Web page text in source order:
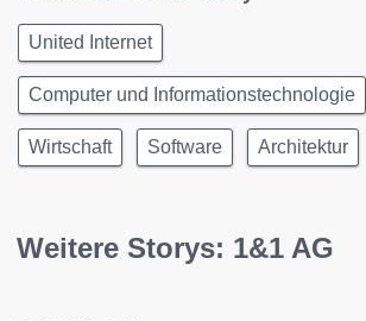
United Internet
Computer und Informationstechnologie
Wirtschaft Software Architektur
Weitere Storys: 1&1 AG